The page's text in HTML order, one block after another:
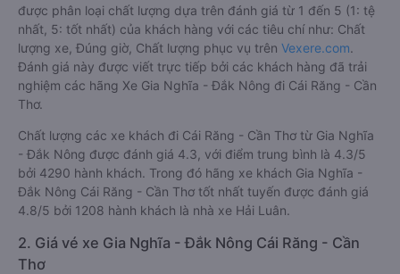
được phân loại chất lượng dựa trên đánh giá từ 1 đến 5 (1: tệ
nhất, 5: tốt nhất) của khách hàng với các tiêu chí như: Chất
lượng xe, Đúng giờ, Chất lượng phục vụ trên Vexere.com.
Đánh giá này được viết trực tiếp bởi các khách hàng đã trải
nghiệm các hãng Xe Gia Nghĩa - Đắk Nông đi Cái Răng - Cần
Thơ.
Chất lượng các xe khách đi Cái Răng - Cần Thơ từ Gia Nghĩa
- Đắk Nông được đánh giá 4.3, với điểm trung bình là 4.3/5
bởi 4290 hành khách. Trong đó hãng xe khách Gia Nghĩa -
Đắk Nông Cái Răng - Cần Thơ tốt nhất tuyến được đánh giá
4.8/5 bởi 1208 hành khách là nhà xe Hải Luân.
2. Giá vé xe Gia Nghĩa - Đắk Nông Cái Răng - Cần
Thơ